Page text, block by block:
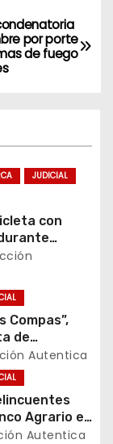
por porte
de fuego
JUDICIAL
con
en
Compas”,
de
domicilio en
Autentica
Agrario en
Autentica